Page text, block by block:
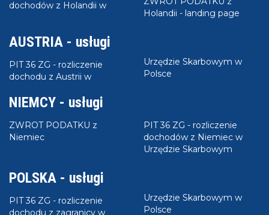
dochodów z Holandii w
Holandii - landing page
AUSTRIA - usługi
PIT 36 ZG - rozliczenie
dochodu z Austrii w
Urzędzie Skarbowym w
Polsce
NIEMCY - usługi
ZWROT PODATKU z
Niemiec
PIT 36 ZG - rozliczenie
dochodów z Niemiec w
Urzędzie Skarbowym
POLSKA - usługi
PIT 36 ZG - rozliczenie
dochodu z zagranicy w
Urzędzie Skarbowym w
Polsce